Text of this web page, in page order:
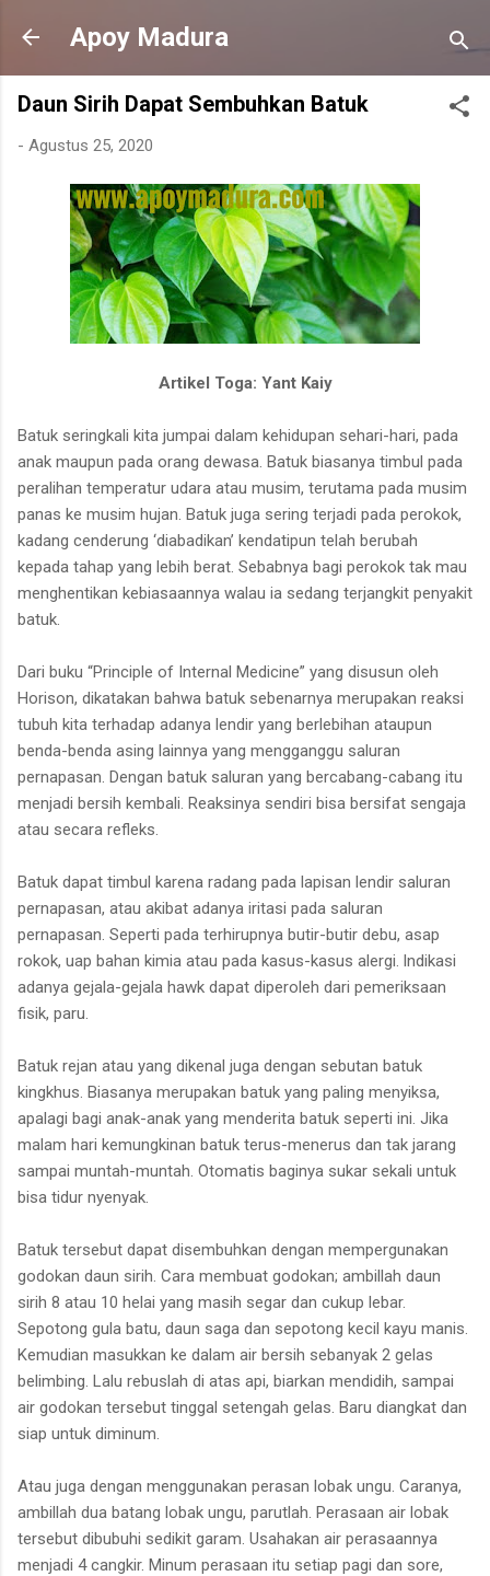
Langsung ke konten utama
Apoy Madura
Daun Sirih Dapat Sembuhkan Batuk
- Agustus 25, 2020
Artikel Toga: Yant Kaiy
Batuk seringkali kita jumpai dalam kehidupan sehari-hari, pada
anak maupun pada orang dewasa. Batuk biasanya timbul pada
peralihan temperatur udara atau musim, terutama pada musim
panas ke musim hujan. Batuk juga sering terjadi pada perokok,
kadang cenderung ‘diabadikan’ kendatipun telah berubah
kepada tahap yang lebih berat. Sebabnya bagi perokok tak mau
menghentikan kebiasaannya walau ia sedang terjangkit penyakit
batuk.
Dari buku “Principle of Internal Medicine” yang disusun oleh
Horison, dikatakan bahwa batuk sebenarnya merupakan reaksi
tubuh kita terhadap adanya lendir yang berlebihan ataupun
benda-benda asing lainnya yang mengganggu saluran
pernapasan. Dengan batuk saluran yang bercabang-cabang itu
menjadi bersih kembali. Reaksinya sendiri bisa bersifat sengaja
atau secara refleks.
Batuk dapat timbul karena radang pada lapisan lendir saluran
pernapasan, atau akibat adanya iritasi pada saluran
pernapasan. Seperti pada terhirupnya butir-butir debu, asap
rokok, uap bahan kimia atau pada kasus-kasus alergi. lndikasi
adanya gejala-gejala hawk dapat diperoleh dari pemeriksaan
fisik, paru.
Batuk rejan atau yang dikenal juga dengan sebutan batuk
kingkhus. Biasanya merupakan batuk yang paling menyiksa,
apalagi bagi anak-anak yang menderita batuk seperti ini. Jika
malam hari kemungkinan batuk terus-menerus dan tak jarang
sampai muntah-muntah. Otomatis baginya sukar sekali untuk
bisa tidur nyenyak.
Batuk tersebut dapat disembuhkan dengan mempergunakan
godokan daun sirih. Cara membuat godokan; ambillah daun
sirih 8 atau 10 helai yang masih segar dan cukup lebar.
Sepotong gula batu, daun saga dan sepotong kecil kayu manis.
Kemudian masukkan ke dalam air bersih sebanyak 2 gelas
belimbing. Lalu rebuslah di atas api, biarkan mendidih, sampai
air godokan tersebut tinggal setengah gelas. Baru diangkat dan
siap untuk diminum.
Atau juga dengan menggunakan perasan lobak ungu. Caranya,
ambillah dua batang lobak ungu, parutlah. Perasaan air lobak
tersebut dibubuhi sedikit garam. Usahakan air perasaannya
menjadi 4 cangkir. Minum perasaan itu setiap pagi dan sore,